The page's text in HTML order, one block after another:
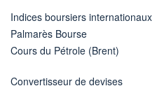
Indices boursiers internationaux
Palmarès Bourse
Cours du Pétrole (Brent)
Convertisseur de devises